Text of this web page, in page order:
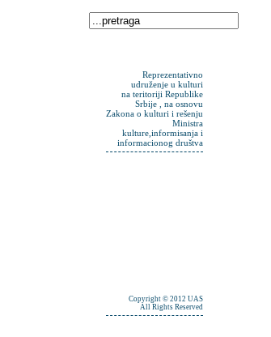
Reprezentativno
udruženje u kulturi
na teritoriji Republike
Srbije , na osnovu
Zakona o kulturi i rešenju
Ministra
kulture,informisanja i
informacionog društva
Copyright © 2012 UAS
All Rights Reserved